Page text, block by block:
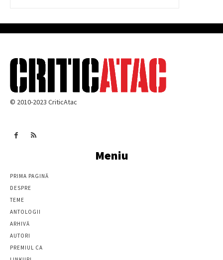
© 2010-2023 CriticAtac
Meniu
PRIMA PAGINĂ
DESPRE
TEME
ANTOLOGII
ARHIVĂ
AUTORI
PREMIUL CA